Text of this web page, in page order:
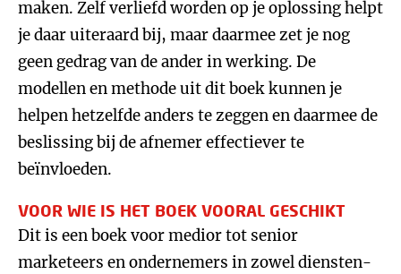
maken. Zelf verliefd worden op je oplossing helpt
je daar uiteraard bij, maar daarmee zet je nog
geen gedrag van de ander in werking. De
modellen en methode uit dit boek kunnen je
helpen hetzelfde anders te zeggen en daarmee de
beslissing bij de afnemer effectiever te
beïnvloeden.
VOOR WIE IS HET BOEK VOORAL GESCHIKT
Dit is een boek voor medior tot senior
marketeers en ondernemers in zowel diensten-